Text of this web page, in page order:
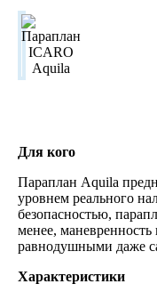
Для кого
Параплан Aquila
уровнем реального
безопасностью,
менее, маневренность
равнодушными даже
Характеристики